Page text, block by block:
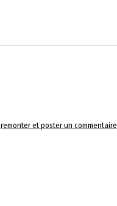
remonter et poster un commentaire